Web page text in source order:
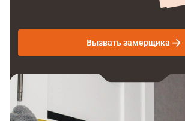
Вызвать замерщика